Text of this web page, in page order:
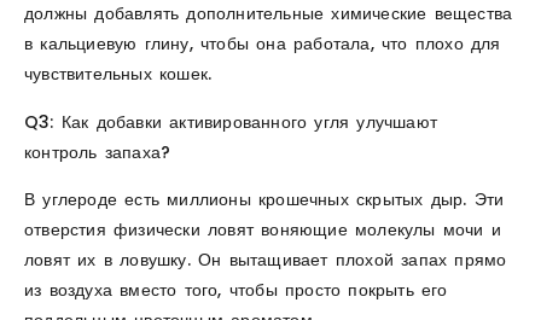
должны добавлять дополнительные химические вещества
в кальциевую глину, чтобы она работала, что плохо для
чувствительных кошек.
Q3: Как добавки активированного угля улучшают
контроль запаха?
В углероде есть миллионы крошечных скрытых дыр. Эти
отверстия физически ловят воняющие молекулы мочи и
ловят их в ловушку. Он вытащивает плохой запах прямо
из воздуха вместо того, чтобы просто покрыть его